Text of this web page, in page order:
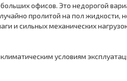
офисов. Это недорогой
пролитой на пол жидкости,
и сильных механических
условиям